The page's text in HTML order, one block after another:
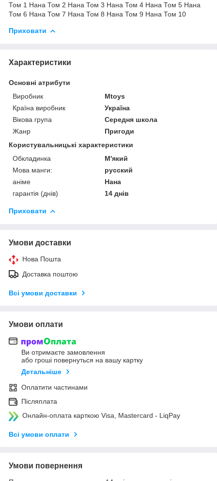
Том 1 Нана Том 2 Нана Том 3 Нана Том 4 Нана Том 5 Нана
Том 6 Нана Том 7 Нана Том 8 Нана Том 9 Нана Том 10
Приховати
Характеристики
Основні атрибути
Виробник
Mtoys
Країна виробник
Україна
Вікова група
Середня школа
Жанр
Пригоди
Користувальницькі характеристики
Обкладинка
М'який
Мова манги:
русский
аніме
Нана
гарантія (днів)
14 днів
Приховати
Умови доставки
Нова Пошта
Доставка поштою
Всі умови доставки
Умови оплати
Ви отримаєте замовлення
або гроші повернуться на вашу картку
Детальніше
Оплатити частинами
Післяплата
Онлайн-оплата карткою Visa, Mastercard - LiqPay
Всі умови оплати
Умови повернення